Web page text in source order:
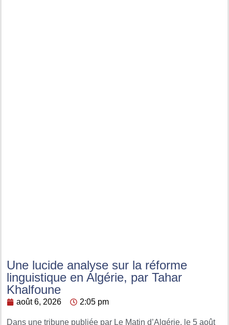
Une lucide analyse sur la réforme
linguistique en Algérie, par Tahar
Khalfoune
août 6, 2026 2:05 pm
Dans une tribune publiée par Le Matin d’Algérie, le 5 août